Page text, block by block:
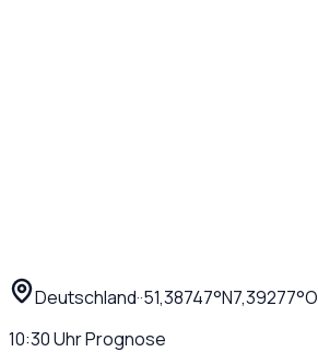
Deutschland··51,38747°N7,39277°O
10:30UhrPrognose